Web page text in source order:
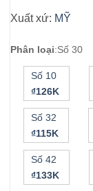
Xuất xứ: MỸ
Phân loại:Số 30
Số 10
₫126K
Số 32
₫115K
Số 42
₫133K